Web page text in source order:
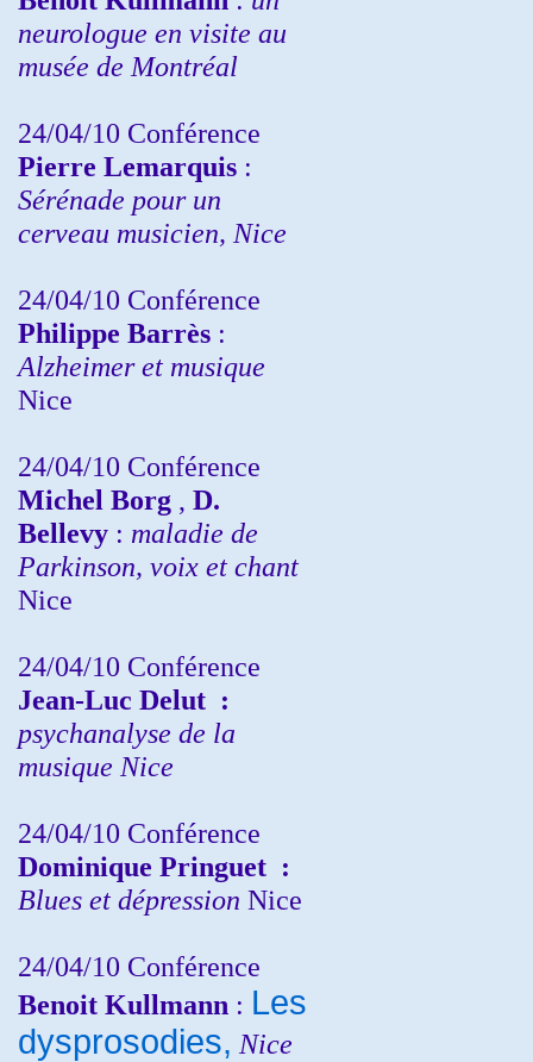
neurologue en visite au
musée de Montréal
24/04/10 Conférence
Pierre Lemarquis :
Sérénade pour un
cerveau musicien, Nice
24/04/10 Conférence
Philippe Barrès :
Alzheimer et musique
Nice
24/04/10 Conférence
Michel Borg , D.
Bellevy : maladie de
Parkinson, voix et chant
Nice
24/04/10 Conférence
Jean-Luc Delut :
psychanalyse de la
musique Nice
24/04/10 Conférence
Dominique Pringuet :
Blues et dépression Nice
24/04/10 Conférence
Benoit Kullmann : Les
dysprosodies, Nice